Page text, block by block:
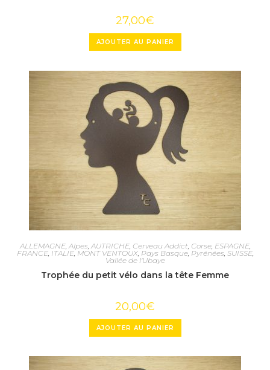
27,00€
AJOUTER AU PANIER
ALLEMAGNE, Alpes AUTRICHE, Cerveau Addict, Corse, ESPAGNE,
FRANCE, ITALIE, MONT VENTOUX, Pays Basque, Pyrénées SUISSE,
Vallée de l'Ubaye
Trophée du petit vélo dans la tête Femme
20,00€
AJOUTER AU PANIER